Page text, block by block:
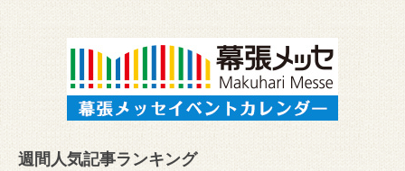
週間人気記事ランキング